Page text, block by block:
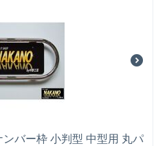
バー枠 小判型 中型用 丸パ